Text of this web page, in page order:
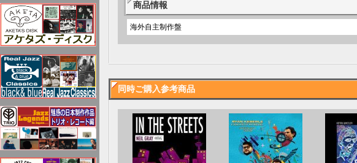
商品情報
海外自主制作盤
同時ご購入参考商品